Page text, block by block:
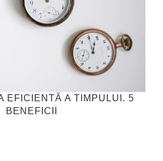
EFICIENTĂ A TIMPULUI. 5
BENEFICII